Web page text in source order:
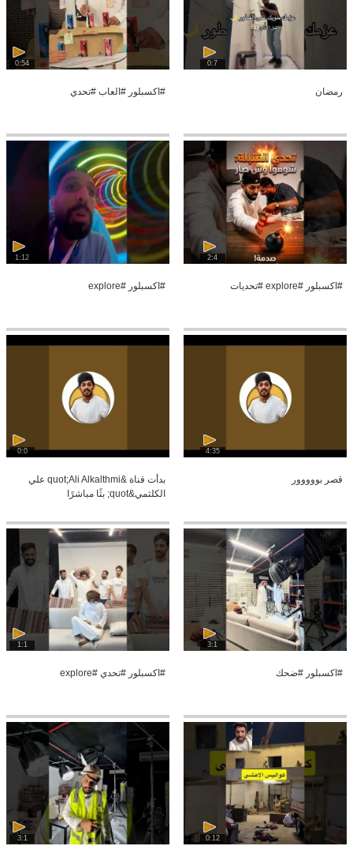
0:7
رمضان
0:54
#اكسبلور #العاب #تحدي
2:4
#اكسبلور #explore #تحديات
1:12
#اكسبلور #explore
4:35
قصر بووووور
0:0
بدأت قناة &quot;Ali Alkalthmi علي
الكلثمي&quot; بثًا مباشرًا
3:1
#اكسبلور #ضحك
1:1
#اكسبلور #تحدي #explore
0:12
3:1